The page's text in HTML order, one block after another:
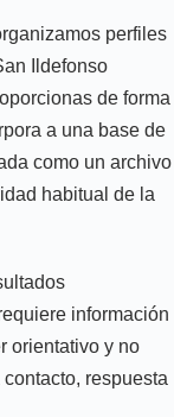
perfiles
Ildefonso
de forma
a una base de
como un archivo
habitual de la
información
orientativo y no
respuesta